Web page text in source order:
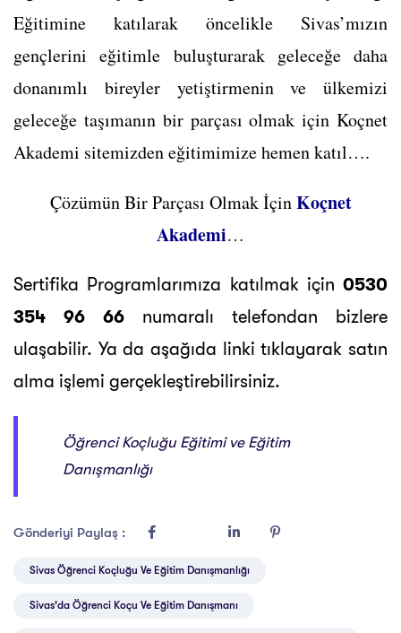
Eğitimine katılarak öncelikle Sivas’mızın
gençlerini eğitimle buluşturarak geleceğe daha
donanımlı bireyler yetiştirmenin ve ülkemizi
geleceğe taşımanın bir parçası olmak için Koçnet
Akademi sitemizden eğitimimize hemen katıl….
Çözümün Bir Parçası Olmak İçinKoçnet
Akademi…
Sertifika Programlarımıza katılmak için 0530
354 96 66 numaralı telefondan bizlere
ulaşabilir. Ya da aşağıda linki tıklayarak satın
alma işlemi gerçekleştirebilirsiniz.
Öğrenci Koçluğu Eğitimi ve Eğitim
Danışmanlığı
Gönderiyi Paylaş :
Sivas Öğrenci Koçluğu Ve Eğitim Danışmanlığı
Sivas'da Öğrenci Koçu Ve Eğitim Danışmanı